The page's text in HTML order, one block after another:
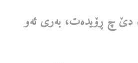
دێچ ڕۆیدهت، بهریئهو